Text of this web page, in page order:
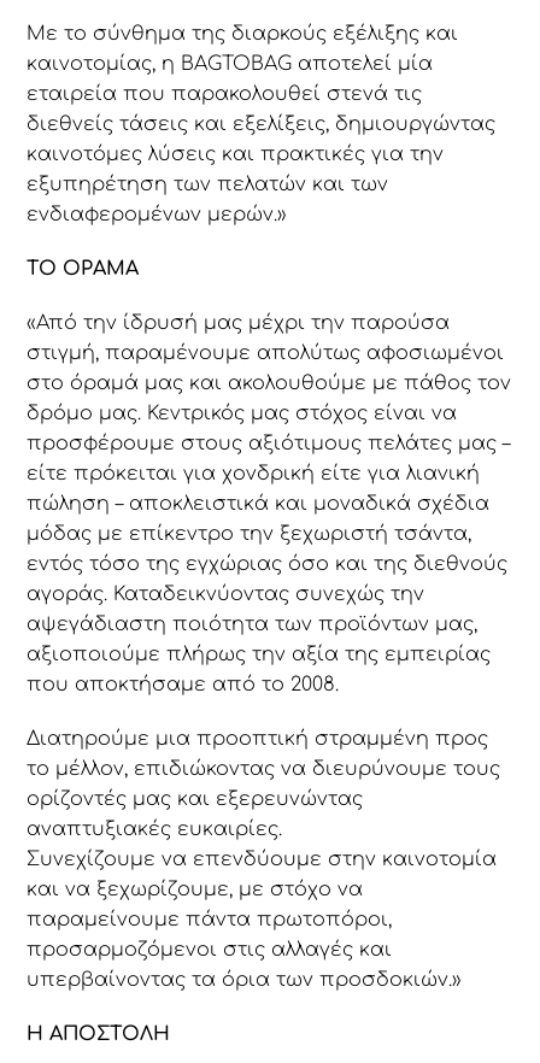
Με το σύνθημα της διαρκούς εξέλιξης και
καινοτομίας, η BAGTOBAG αποτελεί μία
εταιρεία που παρακολουθεί στενά τις
διεθνείς τάσεις και εξελίξεις, δημιουργώντας
καινοτόμες λύσεις και πρακτικές για την
εξυπηρέτηση των πελατών και των
ενδιαφερομένων μερών.»
ΤΟ ΟΡΑΜΑ
«Από την ίδρυσή μας μέχρι την παρούσα
στιγμή, παραμένουμε απολύτως αφοσιωμένοι
στο όραμά μας και ακολουθούμε με πάθος τον
δρόμο μας. Κεντρικός μας στόχος είναι να
προσφέρουμε στους αξιότιμους πελάτες μας –
είτε πρόκειται για χονδρική είτε για λιανική
πώληση – αποκλειστικά και μοναδικά σχέδια
μόδας με επίκεντρο την ξεχωριστή τσάντα,
εντός τόσο της εγχώριας όσο και της διεθνούς
αγοράς. Καταδεικνύοντας συνεχώς την
αψεγάδιαστη ποιότητα των προϊόντων μας,
αξιοποιούμε πλήρως την αξία της εμπειρίας
που αποκτήσαμε από το 2008.
Διατηρούμε μια προοπτική στραμμένη προς
το μέλλον, επιδιώκοντας να διευρύνουμε τους
ορίζοντές μας και εξερευνώντας
αναπτυξιακές ευκαιρίες.
Συνεχίζουμε να επενδύουμε στην καινοτομία
και να ξεχωρίζουμε, με στόχο να
παραμείνουμε πάντα πρωτοπόροι,
προσαρμοζόμενοι στις αλλαγές και
υπερβαίνοντας τα όρια των προσδοκιών.»
Η ΑΠΟΣΤΟΛΗ